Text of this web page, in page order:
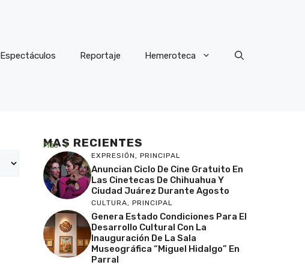
Espectáculos Reportaje Hemeroteca
MAS RECIENTES
Más
EXPRESIÓN, PRINCIPAL
Anuncian Ciclo De Cine Gratuito En
Las Cinetecas De Chihuahua Y
Ciudad Juárez Durante Agosto
CULTURA, PRINCIPAL
Genera Estado Condiciones Para El
Desarrollo Cultural Con La
Inauguración De La Sala
Museográfica “Miguel Hidalgo” En
Parral